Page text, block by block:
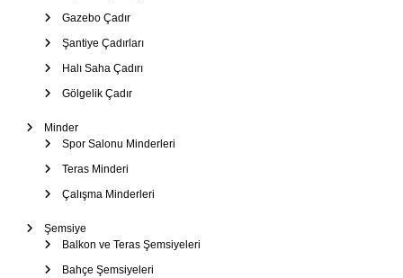
Gazebo Çadır
Şantiye Çadırları
Halı Saha Çadırı
Gölgelik Çadır
Minder
Spor Salonu Minderleri
Teras Minderi
Çalışma Minderleri
Şemsiye
Balkon ve Teras Şemsiyeleri
Bahçe Şemsiyeleri